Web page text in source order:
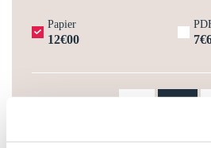
Papier
12€00